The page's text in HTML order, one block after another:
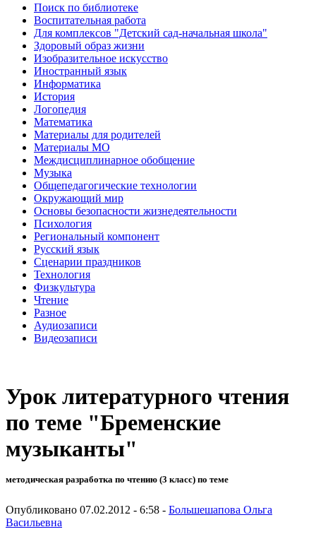
Поиск по библиотеке
Воспитательная работа
Для комплексов "Детский сад-начальная школа"
Здоровый образ жизни
Изобразительное искусство
Иностранный язык
Информатика
История
Логопедия
Математика
Материалы для родителей
Материалы МО
Междисциплинарное обобщение
Музыка
Общепедагогические технологии
Окружающий мир
Основы безопасности жизнедеятельности
Психология
Региональный компонент
Русский язык
Сценарии праздников
Технология
Физкультура
Чтение
Разное
Аудиозаписи
Видеозаписи
Урок литературного чтения
по теме "Бременские
музыканты"
методическая разработка по чтению (3 класс) по теме
Опубликовано 07.02.2012 - 6:58 - Большешапова Ольга
Васильевна